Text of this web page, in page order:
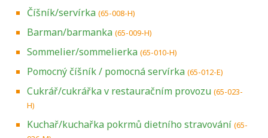
Číšník/servírka (65-008-H)
Barman/barmanka (65-009-H)
Sommelier/sommelierka (65-010-H)
Pomocný číšník / pomocná servírka (65-012-E)
Cukrář/cukrářka v restauračním provozu (65-023-
H)
Kuchař/kuchařka pokrmů dietního stravování (65-